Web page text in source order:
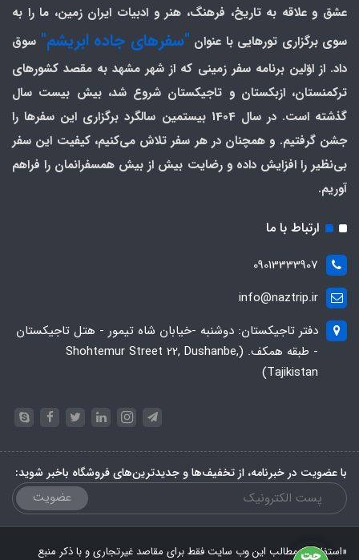
عشق و علاقه به تاریخ، فرهنگ، هنر و ادبیات ایران زمین، ما را به
سوی برگزاری تورهایی با عنوان "سفرهای جاده ابریشم" سوق
داد. از اوّلین برنامه سفر زمینی که از شهر مشهد به مقصد کشورهای
ترکمنستان، ازبکستان و تاجیکستان شروع شد، بیش بیست سال
گذشته است. در سال 1404 بیستمین سالگرد برگزاری این سفرها را
جشن گرفتیم. و همچنان در هر سفر تلاش می‌کنیم، کیفیت این سفر
بی‌نظیر را افزایش داده و رضایت بیش از بیش همسفرانمان را فراهم
آوریم.
ارتباط با ما
09013333907
info@naztrip.ir
دفتر تاجیکستان: دوشنبه -خیابان شاه تیمور - هتل تاجیکستان
- طبقه همکف. (Shohtemur Street 22, Dushanbe,
Tajikistan)
با عضویت در خبرنامه، از تخفیف‌ها و جدیدترین‌های فروشگاه باخبر شوید:
عضویت
«استفاده از مطالب این وب سایت فقط برای مقاصد غیرتجاری و با ذکر منبع